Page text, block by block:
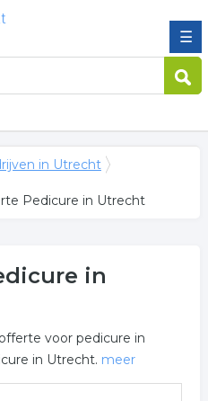
☰
in Utrecht
Pedicure in Utrecht
in
voor pedicure in
in Utrecht. meer